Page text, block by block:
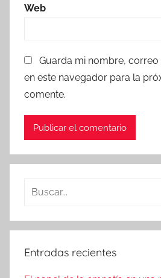
Web
Guarda mi nombre,
en este navegador para la
comente.
Buscar:
Entradas recientes